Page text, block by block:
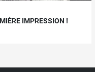
IMPRESSION !